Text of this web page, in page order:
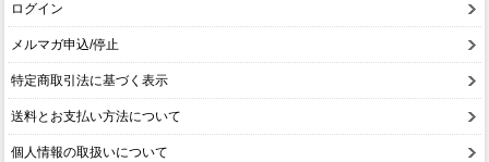
ログイン
メルマガ申込/停止
特定商取引法に基づく表示
送料とお支払い方法について
個人情報の取扱いについて